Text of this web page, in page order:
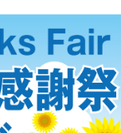
お熨斗について
店舗案内